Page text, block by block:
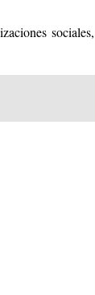
sociales,